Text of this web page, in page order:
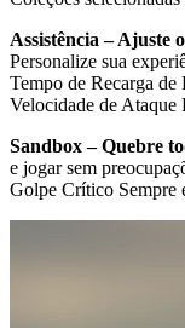
Assistência – Ajuste
Personalize sua
Tempo de Recarga
Velocidade de Ataque
Sandbox – Quebre
e jogar sem
Golpe Crítico Sempre